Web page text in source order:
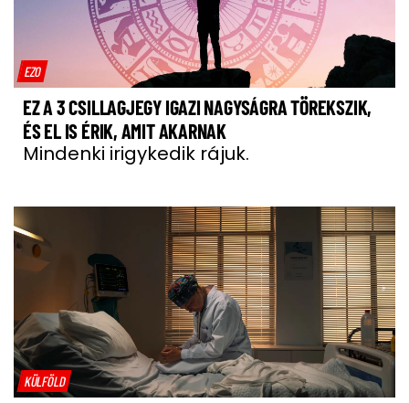
EZO
EZ A 3 CSILLAGJEGY IGAZI NAGYSÁGRA TÖREKSZIK,
ÉS EL IS ÉRIK, AMIT AKARNAK
Mindenki irigykedik rájuk.
KÜLFÖLD